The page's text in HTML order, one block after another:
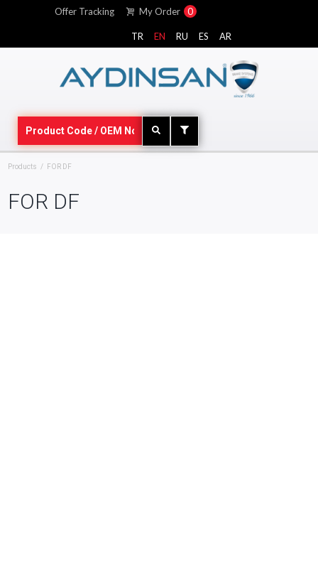
Offer Tracking My Order 0
TR EN RU ES AR
Products FOR DF
FOR DF